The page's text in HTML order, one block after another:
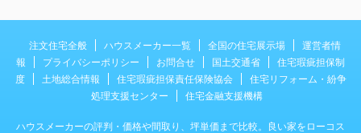
注文住宅全般 ハウスメーカー一覧 全国の住宅展示場
運営者情
報
プライバシーポリシー お問合せ 国土交通省
住宅瑕疵担保制
度
土地総合情報 住宅瑕疵担保責任保険協会
住宅リフォーム・紛争
処理支援センター
住宅金融支援機構
ハウスメーカーの評判・価格や間取り、坪単価まで比較。良い家をローコス